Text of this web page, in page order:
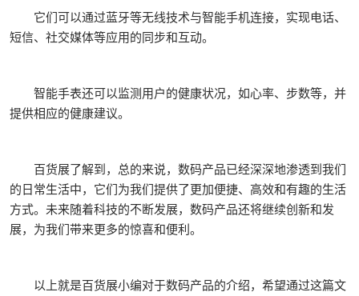
它们可以通过蓝牙等无线技术与智能手机连接，实现电话、
短信、社交媒体等应用的同步和互动。
智能手表还可以监测用户的健康状况，如心率、步数等，并
提供相应的健康建议。
百货展了解到，总的来说，数码产品已经深深地渗透到我们
的日常生活中，它们为我们提供了更加便捷、高效和有趣的生活
方式。未来随着科技的不断发展，数码产品还将继续创新和发
展，为我们带来更多的惊喜和便利。
以上就是百货展小编对于数码产品的介绍，希望通过这篇文